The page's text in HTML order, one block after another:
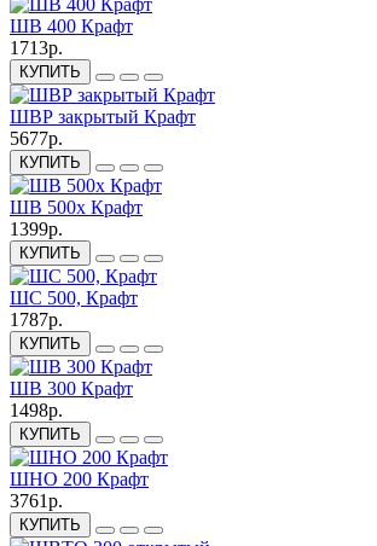
ШВ 400 Крафт
1713р.
КУПИТЬ
ШВР закрытый Крафт
5677р.
КУПИТЬ
ШВ 500х Крафт
1399р.
КУПИТЬ
ШС 500, Крафт
1787р.
КУПИТЬ
ШВ 300 Крафт
1498р.
КУПИТЬ
ШНО 200 Крафт
3761р.
КУПИТЬ